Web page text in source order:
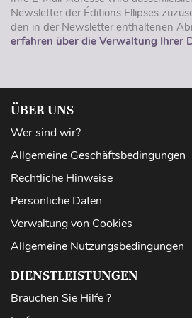
Newsletter der Éditions Ellipses
den in der Newsletter enthaltenen
erfahren über die Verwaltung Ihrer
ÜBER UNS
Wer sind wir?
Allgemeine Geschäftsbedingungen
Rechtliche Hinweise
Persönliche Daten
Verwaltung von Cookies
Allgemeine Nutzungsbedingungen
DIENSTLEISTUNGEN
Brauchen Sie Hilfe ?